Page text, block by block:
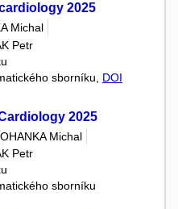
2025
Michal
Petr
sborníku, DOI
2025
Michal
Petr
sborníku